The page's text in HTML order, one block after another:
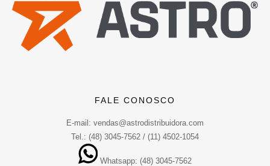
FALE CONOSCO
E-mail: vendas@astrodistribuidora.com
Tel.: (48) 3045-7562 / (11) 4502-1054
Whatsapp: (48) 3045-7562